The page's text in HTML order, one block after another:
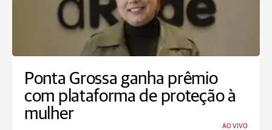
Ponta Grossa ganha prêmio
com plataforma de proteção à
mulher
AO VIVO